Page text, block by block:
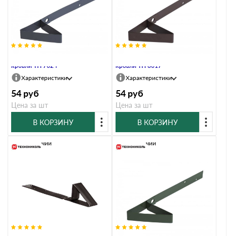
кровли ТН 7024
Характеристики
54 руб
Цена за шт
В КОРЗИНУ
кровли ТН 8017
Характеристики
54 руб
Цена за шт
В КОРЗИНУ
В наличии В наличии